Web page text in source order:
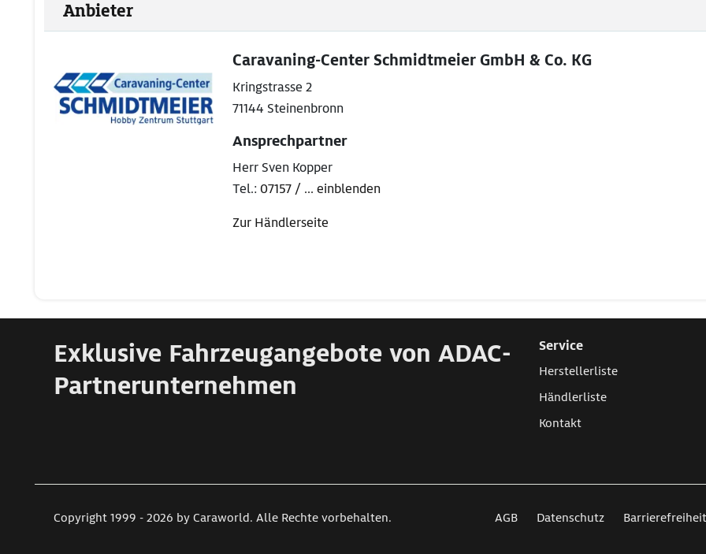
Anbieter
Caravaning-Center Schmidtmeier GmbH & Co. KG
Kringstrasse 2
71144 Steinenbronn
Ansprechpartner
Herr Sven Kopper
Tel.: 07157 / ... einblenden
Zur Händlerseite
Exklusive Fahrzeugangebote von ADAC-
Partnerunternehmen
Service
Herstellerliste
Händlerliste
Kontakt
Copyright 1999 - 2026 by Caraworld. Alle Rechte vorbehalten. AGB Datenschutz Barrierefreiheit